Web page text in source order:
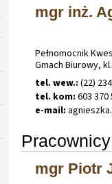
mgr inż.
Pełnomocnik
Gmach Biurowy,
tel. wew.: (22)
tel. kom: 603 370
e-mail: agnieszka.
mgr Piotr